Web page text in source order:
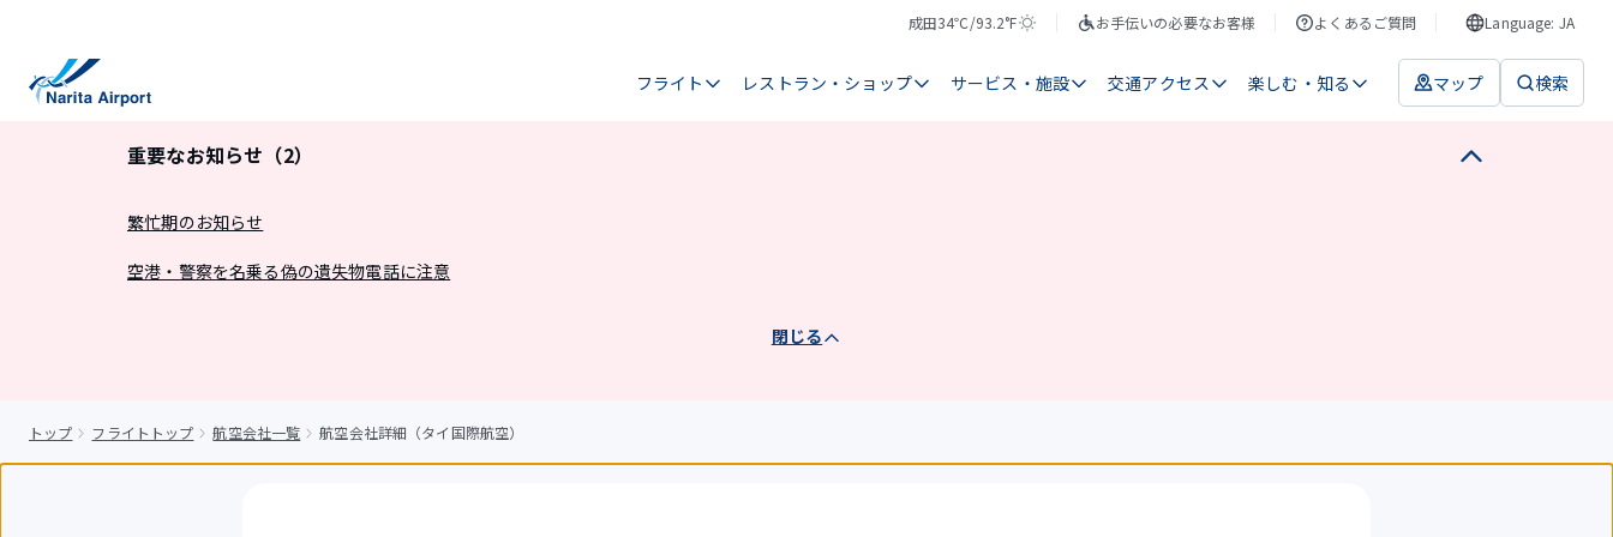
成田
気
34℃/93.2°F
天
お手伝いの必要なお客様 よくあるご質問 Language: JA
フライト レストラン・ショップ サービス・施設 交通アクセス 楽しむ・知る マップ 検索
重要なお知らせ（2）
繁忙期のお知らせ
空港・警察を名乗る偽の遺失物電話に注意
閉じる
トップ フライトトップ 航空会社一覧 航空会社詳細（タイ国際航空）